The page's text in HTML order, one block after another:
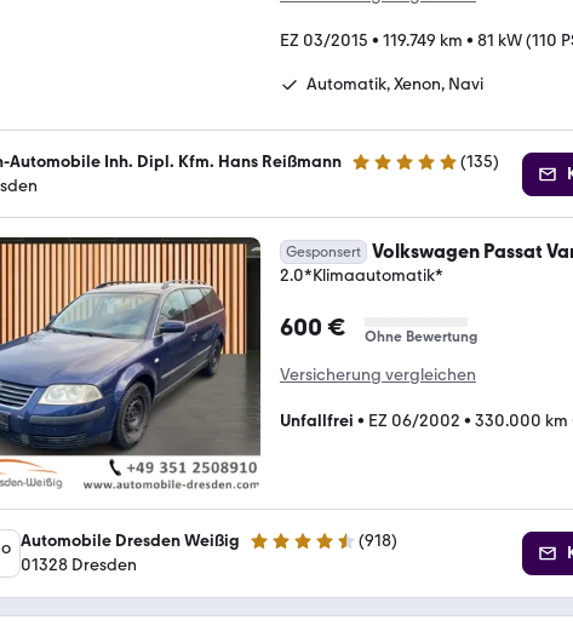
EZ 03/2015 • 119.749 km • 81 kW (110
Automatik, Xenon, Navi
Automobile Inh. Dipl. Kfm. Hans Reißmann 4.9 Sterne (135)
Gesponsert Volkswagen Passat
2.0*Klimaautomatik*
600 € Ohne Bewertung
Versicherung vergleichen
Unfallfrei • EZ 06/2002 • 330.000 km
Automobile Dresden Weißig 4.4 Sterne (918)
01328 Dresden